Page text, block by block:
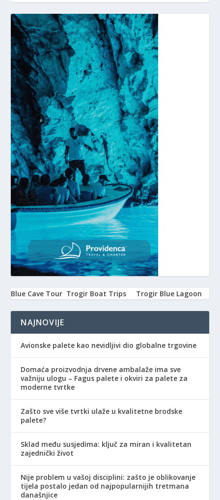
Blue Cave Tour Trogir Boat Trips Trogir Blue Lagoon
NAJNOVIJE
Avionske palete kao nevidljivi dio globalne trgovine
Domaća proizvodnja drvene ambalaže ima sve
važniju ulogu – Fagus palete i okviri za palete za
moderne tvrtke
Zašto sve više tvrtki ulaže u kvalitetne brodske
palete?
Sklad među susjedima: ključ za miran i kvalitetan
zajednički život
Nije problem u vašoj disciplini: zašto je oblikovanje
tijela postalo jedan od najpopularnijih tretmana
današnjice